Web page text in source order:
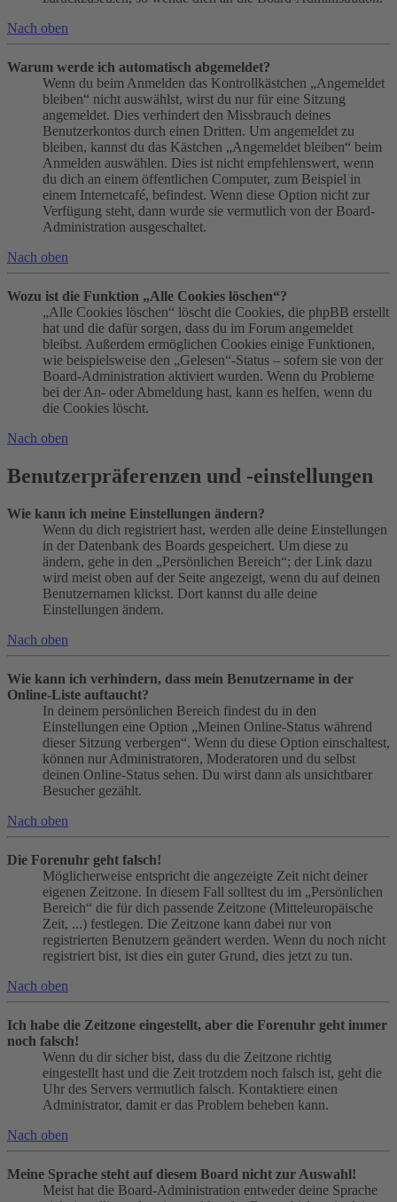
Nach oben
Warum werde ich automatisch abgemeldet?
Wenn du beim Anmelden das Kontrollkästchen „Angemeldet
bleiben“ nicht auswählst, wirst du nur für eine Sitzung
angemeldet. Dies verhindert den Missbrauch deines
Benutzerkontos durch einen Dritten. Um angemeldet zu
bleiben, kannst du das Kästchen „Angemeldet bleiben“ beim
Anmelden auswählen. Dies ist nicht empfehlenswert, wenn
du dich an einem öffentlichen Computer, zum Beispiel in
einem Internetcafé, befindest. Wenn diese Option nicht zur
Verfügung steht, dann wurde sie vermutlich von der Board-
Administration ausgeschaltet.
Nach oben
Wozu ist die Funktion „Alle Cookies löschen“?
„Alle Cookies löschen“ löscht die Cookies, die phpBB erstellt
hat und die dafür sorgen, dass du im Forum angemeldet
bleibst. Außerdem ermöglichen Cookies einige Funktionen,
wie beispielsweise den „Gelesen“-Status – sofern sie von der
Board-Administration aktiviert wurden. Wenn du Probleme
bei der An- oder Abmeldung hast, kann es helfen, wenn du
die Cookies löscht.
Nach oben
Benutzerpräferenzen und -einstellungen
Wie kann ich meine Einstellungen ändern?
Wenn du dich registriert hast, werden alle deine Einstellungen
in der Datenbank des Boards gespeichert. Um diese zu
ändern, gehe in den „Persönlichen Bereich“; der Link dazu
wird meist oben auf der Seite angezeigt, wenn du auf deinen
Benutzernamen klickst. Dort kannst du alle deine
Einstellungen ändern.
Nach oben
Wie kann ich verhindern, dass mein Benutzername in der
Online-Liste auftaucht?
In deinem persönlichen Bereich findest du in den
Einstellungen eine Option „Meinen Online-Status während
dieser Sitzung verbergen“. Wenn du diese Option einschaltest,
können nur Administratoren, Moderatoren und du selbst
deinen Online-Status sehen. Du wirst dann als unsichtbarer
Besucher gezählt.
Nach oben
Die Forenuhr geht falsch!
Möglicherweise entspricht die angezeigte Zeit nicht deiner
eigenen Zeitzone. In diesem Fall solltest du im „Persönlichen
Bereich“ die für dich passende Zeitzone (Mitteleuropäische
Zeit, ...) festlegen. Die Zeitzone kann dabei nur von
registrierten Benutzern geändert werden. Wenn du noch nicht
registriert bist, ist dies ein guter Grund, dies jetzt zu tun.
Nach oben
Ich habe die Zeitzone eingestellt, aber die Forenuhr geht immer
noch falsch!
Wenn du dir sicher bist, dass du die Zeitzone richtig
eingestellt hast und die Zeit trotzdem noch falsch ist, geht die
Uhr des Servers vermutlich falsch. Kontaktiere einen
Administrator, damit er das Problem beheben kann.
Nach oben
Meine Sprache steht auf diesem Board nicht zur Auswahl!
Meist hat die Board-Administration entweder deine Sprache